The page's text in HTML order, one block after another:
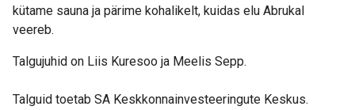
kütame sauna ja pärime kohalikelt, kuidas elu Abrukal
veereb.
Talgujuhid on Liis Kuresoo ja Meelis Sepp.
Talguid toetab SA Keskkonnainvesteeringute Keskus.